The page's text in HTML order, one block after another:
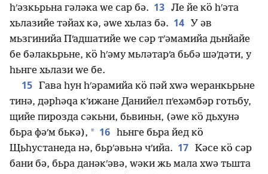
һʹәзкьрьна гәләка ԝе сар бә. 13 Ле йе кӧ һʹәта
хьлазийе тәйах кә, әԝе хьлаз бә. 14
У әв
мьзгинийа Пʹадшатийе ԝе сәр тʹәмамийа дьнйайе
бе бәлакьрьне, кӧ һʹәму мьләтарʹа бьбә шәʹдәти, у
һьнге хьлази ԝе бе.
15 Гава һун һʹәрамийа кӧ пәй хԝә ԝеранкьрьне
тинә, дәрһәԛа кʹижане Данийел пʹехәмбәр готьбу,
щийе пирозда сәкьни, бьвиньн, (әԝе кӧ дьхунә
бьра фәʹм бькә), * 16 һьнге бьра йед кӧ
Щьһустанеда нә, бьрʹәвьнә чʹийа. 17 Кәсе кӧ сәр
бани бә, бьра данәкʹәвә, ԝәки жь мала хԝә тьшта